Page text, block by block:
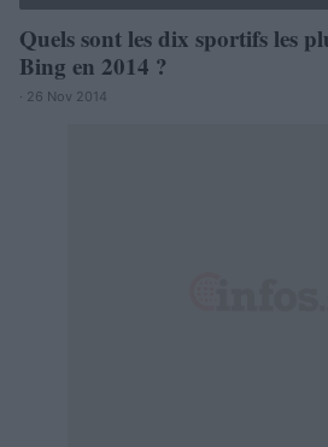
Quels sont les dix sportifs les
Bing en 2014 ?
· 26 Nov 2014